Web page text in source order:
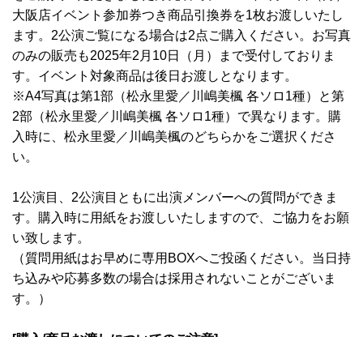
大阪店イベント参加券つき商品引換券を1枚お渡しいたし
ます。2公演ご覧になる場合は2点ご購入ください。お写真
のみの販売も2025年2月10日（月）まで受付しておりま
す。イベント対象商品は後日お渡しとなります。
※A4写真は第1部（松永里愛／川嶋美楓 各ソロ1種）と第
2部（松永里愛／川嶋美楓 各ソロ1種）で異なります。購
入時に、松永里愛／川嶋美楓のどちらかをご選択くださ
い。
1公演目、2公演目ともに出演メンバーへの質問ができま
す。購入時に用紙をお渡しいたしますので、ご協力をお願
い致します。
（質問用紙はお早めに専用BOXへご投函ください。当日持
ち込みや応募多数の場合は採用されないことがございま
す。）